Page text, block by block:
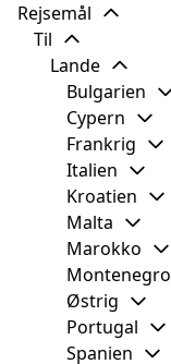
Rejsemål
Til
Lande
Bulgarien
Cypern
Frankrig
Italien
Kroatien
Malta
Marokko
Montenegro
Østrig
Portugal
Spanien